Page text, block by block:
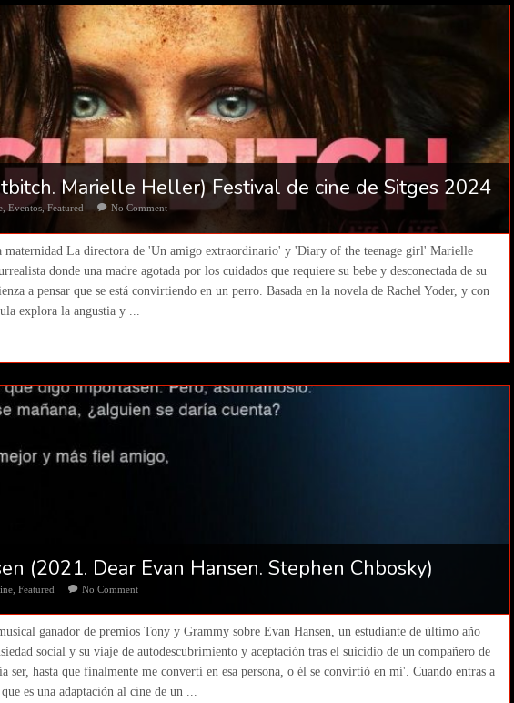
Marielle Heller) Festival de cine de Sitges 2024
,Eventos,Featured No Comment
maternidad La directora de 'Un amigo extraordinario' y 'Diary of the teenage girl' Marielle
donde una madre agotada por los cuidados que requiere su bebe y desconectada de su
a pensar que se está convirtiendo en un perro. Basada en la novela de Rachel Yoder, y con
explora la angustia y ...
(2021. Dear Evan Hansen. Stephen Chbosky)
,Featured No Comment
ganador de premios Tony y Grammy sobre Evan Hansen, un estudiante de último año
social y su viaje de autodescubrimiento y aceptación tras el suicidio de un compañero de
ser, hasta que finalmente me convertí en esa persona, o él se convirtió en mí'. Cuando entras a
es una adaptación al cine de un ...